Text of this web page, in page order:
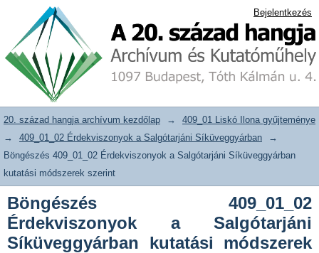
Böngészés 409_01_02 Érdekviszonyok
a Salgótarjáni Síküveggyárban kutatási
módszerek szerint
20. század hangja archívum adattár Bejelentkezés
20. század hangja archívum kezdőlap →
409_01 Liskó Ilona gyűjteménye
→
409_01_02 Érdekviszonyok a Salgótarjáni Síküveggyárban
→
Böngészés 409_01_02 Érdekviszonyok a Salgótarjáni Síküveggyárban
kutatási módszerek szerint
Böngészés 409_01_02
Érdekviszonyok a Salgótarjáni
Síküveggyárban kutatási módszerek